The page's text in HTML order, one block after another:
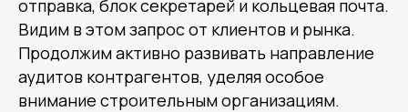
отправка, блок секретарей и кольцевая почта.
Видим в этом запрос от клиентов и рынка.
Продолжим активно развивать направление
аудитов контрагентов, уделяя особое
внимание строительным организациям.